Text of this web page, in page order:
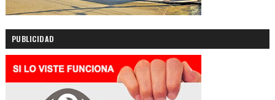
PUBLICIDAD